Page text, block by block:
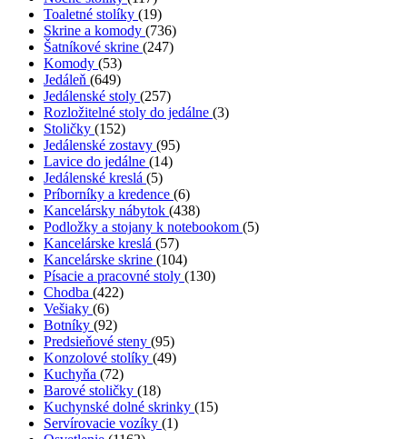
Toaletné stolíky (19)
Skrine a komody (736)
Šatníkové skrine (247)
Komody (53)
Jedáleň (649)
Jedálenské stoly (257)
Rozložitelné stoly do jedálne (3)
Stoličky (152)
Jedálenské zostavy (95)
Lavice do jedálne (14)
Jedálenské kreslá (5)
Príborníky a kredence (6)
Kancelársky nábytok (438)
Podložky a stojany k notebookom (5)
Kancelárske kreslá (57)
Kancelárske skrine (104)
Písacie a pracovné stoly (130)
Chodba (422)
Vešiaky (6)
Botníky (92)
Predsieňové steny (95)
Konzolové stolíky (49)
Kuchyňa (72)
Barové stoličky (18)
Kuchynské dolné skrinky (15)
Servírovacie vozíky (1)